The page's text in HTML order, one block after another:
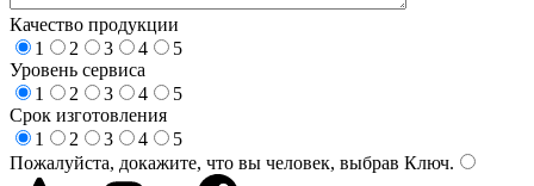
Качество продукции
1
2 3 4
5
Уровень сервиса
1
2 3 4
5
Срок изготовления
1
2 3 4
5
Пожалуйста, докажите, что вы человек, выбрав Ключ.